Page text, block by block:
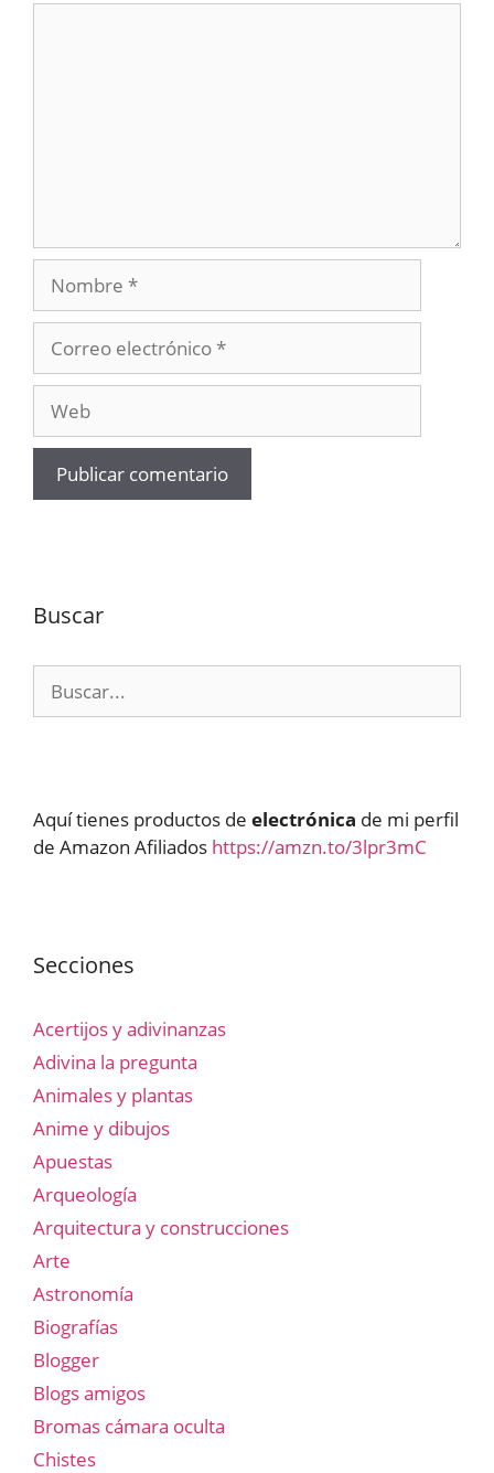
Nombre
electrónico
Buscar
Aquí tienes productos de electrónica de mi perfil
de Amazon Afiliados https://amzn.to/3lpr3mC
Secciones
Acertijos y adivinanzas
Adivina la pregunta
Animales y plantas
Anime y dibujos
Apuestas
Arqueología
Arquitectura y construcciones
Arte
Astronomía
Biografías
Blogger
Blogs amigos
Bromas cámara oculta
Chistes